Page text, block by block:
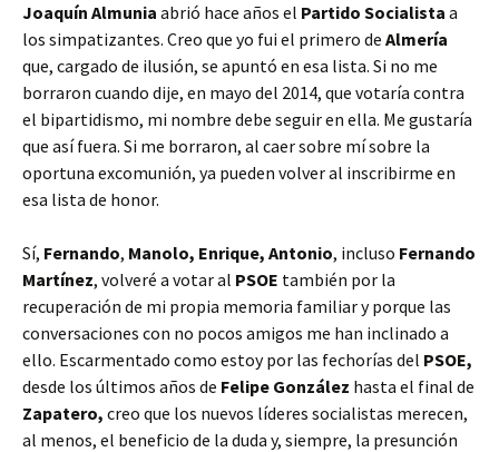
Joaquín Almunia abrió hace años el Partido Socialista a
los simpatizantes. Creo que yo fui el primero de Almería
que, cargado de ilusión, se apuntó en esa lista. Si no me
borraron cuando dije, en mayo del 2014, que votaría contra
el bipartidismo, mi nombre debe seguir en ella. Me gustaría
que así fuera. Si me borraron, al caer sobre mí sobre la
oportuna excomunión, ya pueden volver al inscribirme en
esa lista de honor.
Sí, Fernando, Manolo, Enrique, Antonio, incluso Fernando
Martínez, volveré a votar al PSOE también por la
recuperación de mi propia memoria familiar y porque las
conversaciones con no pocos amigos me han inclinado a
ello. Escarmentado como estoy por las fechorías del PSOE,
desde los últimos años de Felipe González hasta el final de
Zapatero, creo que los nuevos líderes socialistas merecen,
al menos, el beneficio de la duda y, siempre, la presunción